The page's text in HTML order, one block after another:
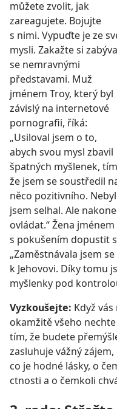
můžete zvolit, jak
zareagujete. Bojujte
s nimi. Vypuďte je ze
mysli. Zakažte si
se nemravnými
představami. Muž
jménem Troy, který byl
závislý na internetové
pornografii, říká:
„Usiloval jsem o to,
abych svou mysl zbavil
špatných myšlenek,
že jsem se soustředil
něco pozitivního.
jsem selhal. Ale
ovládat.“ Žena
s pokušením dopustit
„Zaměstnávala jsem se
k Jehovovi. Díky tomu
myšlenky pod
Vyzkoušejte: Když
okamžitě všeho
tím, že budete
zasluhuje vážný
co je hodné lásky, o
ctnosti a o čemkoli